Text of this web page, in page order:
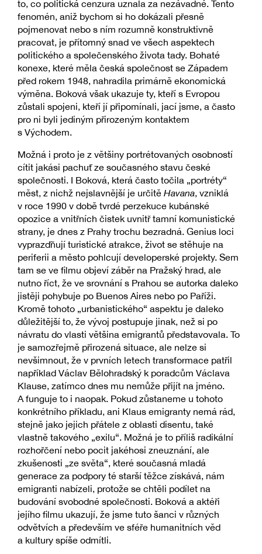
to, co politická cenzura uznala za nezávadné. Tento
fenomén, aniž bychom si ho dokázali přesně
pojmenovat nebo s ním rozumně konstruktivně
pracovat, je přítomný snad ve všech aspektech
politického a společenského života tady. Bohaté
konexe, které měla česká společnost se Západem
před rokem 1948, nahradila primárně ekonomická
výměna. Boková však ukazuje ty, kteří s Evropou
zůstali spojeni, kteří jí připomínali, jací jsme, a často
pro ni byli jediným přirozeným kontaktem
s Východem.
Možná i proto je z většiny portrétovaných osobností
cítit jakási pachuť ze současného stavu české
společnosti. I Boková, která často točila „portréty“
měst, z nichž nejslavnější je určitě Havana, vzniklá
v roce 1990 v době tvrdé perzekuce kubánské
opozice a vnitřních čistek uvnitř tamní komunistické
strany, je dnes z Prahy trochu bezradná. Genius loci
vyprazďňují turistické atrakce, život se stěhuje na
periferii a město pohlcují developerské projekty. Sem
tam se ve filmu objeví záběr na Pražský hrad, ale
nutno říct, že ve srovnání s Prahou se autorka daleko
jistěji pohybuje po Buenos Aires nebo po Paříži.
Kromě tohoto „urbanistického“ aspektu je daleko
důležitější to, že vývoj postupuje jinak, než si po
návratu do vlasti většina emigrantů představovala. To
je samozřejmě přirozená situace, ale nelze si
nevšimnout, že v prvních letech transformace patřil
například Václav Bělohradský k poradcům Václava
Klause, zatímco dnes mu nemůže přijít na jméno.
A funguje to i naopak. Pokud zůstaneme u tohoto
konkrétního příkladu, ani Klaus emigranty nemá rád,
stejně jako jejich přátele z oblasti disentu, také
vlastně takového „exilu“. Možná je to příliš radikální
rozhořčení nebo pocit jakéhosi zneuznání, ale
zkušenosti „ze světa“, které současná mladá
generace za podpory té starší těžce získává, nám
emigranti nabízeli, protože se chtěli podílet na
budování svobodné společnosti. Boková a aktéři
jejího filmu ukazují, že jsme tuto šanci v různých
odvětvích a především ve sféře humanitních věd
a kultury spíše odmítli.